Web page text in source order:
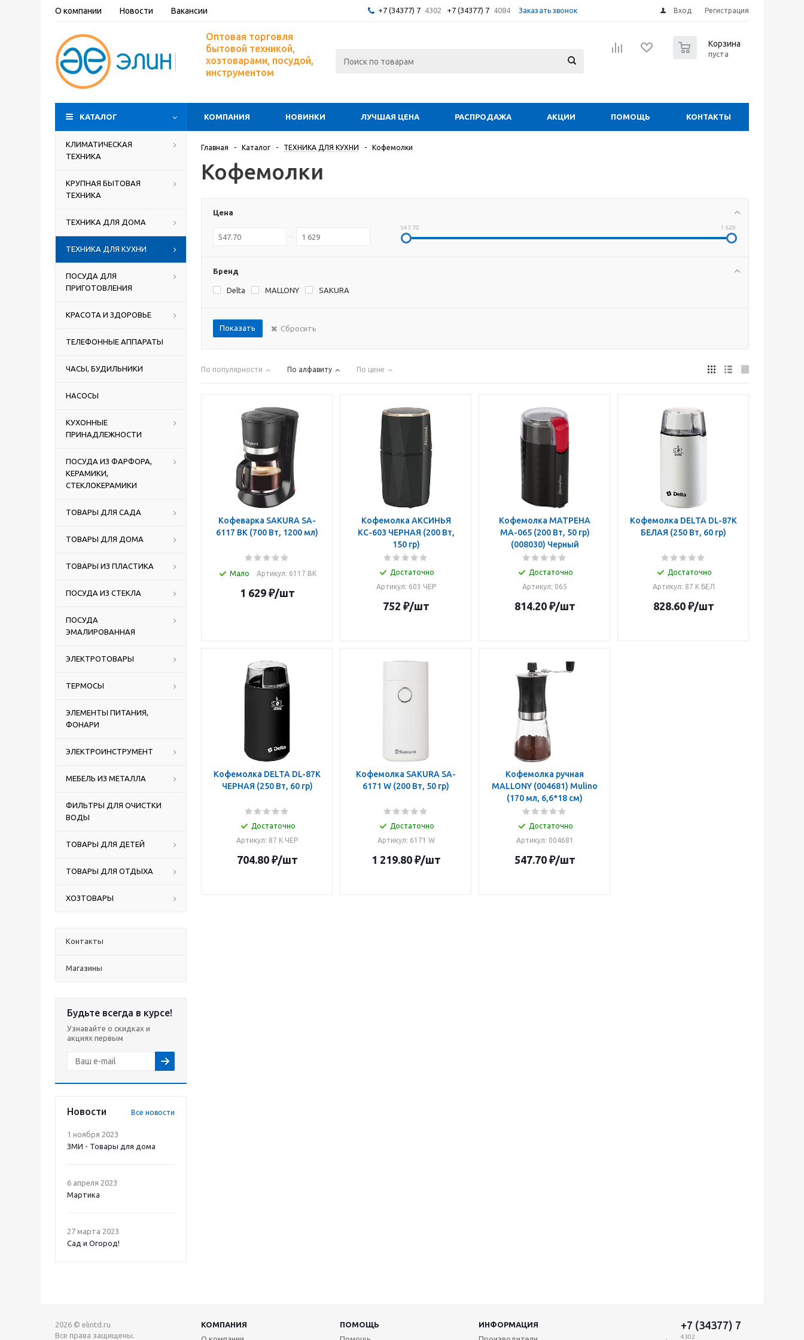
О компании Новости Вакансии +7 (34377) 7 4302 +7 (34377) 7 4084 Заказать звонок Вход Регистрация
Оптовая торговля
бытовой техникой,
хозтоварами, посудой,
инструментом
Корзина
пуста
КАТАЛОГ КОМПАНИЯ НОВИНКИ ЛУЧШАЯ ЦЕНА РАСПРОДАЖА АКЦИИ ПОМОЩЬ КОНТАКТЫ
КЛИМАТИЧЕСКАЯ
ТЕХНИКА
КРУПНАЯ БЫТОВАЯ
ТЕХНИКА
ТЕХНИКА ДЛЯ ДОМА
ТЕХНИКА ДЛЯ КУХНИ
ПОСУДА ДЛЯ
ПРИГОТОВЛЕНИЯ
КРАСОТА И ЗДОРОВЬЕ
ТЕЛЕФОННЫЕ АППАРАТЫ
ЧАСЫ, БУДИЛЬНИКИ
НАСОСЫ
КУХОННЫЕ
ПРИНАДЛЕЖНОСТИ
ПОСУДА ИЗ ФАРФОРА,
КЕРАМИКИ,
СТЕКЛОКЕРАМИКИ
ТОВАРЫ ДЛЯ САДА
ТОВАРЫ ДЛЯ ДОМА
ТОВАРЫ ИЗ ПЛАСТИКА
ПОСУДА ИЗ СТЕКЛА
ПОСУДА
ЭМАЛИРОВАННАЯ
ЭЛЕКТРОТОВАРЫ
ТЕРМОСЫ
ЭЛЕМЕНТЫ ПИТАНИЯ,
ФОНАРИ
ЭЛЕКТРОИНСТРУМЕНТ
МЕБЕЛЬ ИЗ МЕТАЛЛА
ФИЛЬТРЫ ДЛЯ ОЧИСТКИ
ВОДЫ
ТОВАРЫ ДЛЯ ДЕТЕЙ
ТОВАРЫ ДЛЯ ОТДЫХА
ХОЗТОВАРЫ
Контакты
Магазины
Будьте всегда в курсе!
Узнавайте о скидках и
акциях первым
Новости Все новости
1 ноября 2023
ЗМИ - Товары для дома
6 апреля 2023
Мартика
27 марта 2023
Сад и Огород!
Главная - Каталог - ТЕХНИКА ДЛЯ КУХНИ - Кофемолки
Кофемолки
Цена
547.70 1 629
Бренд
Delta MALLONY SAKURA
Показать Сбросить
По популярности По алфавиту По цене
Кофеварка SAKURA SA-
6117 BK (700 Вт, 1200 мл)
Мало Артикул: 6117 BK
1 629₽/шт
Кофемолка АКСИНЬЯ
КС-603 ЧЕРНАЯ (200 Вт,
150 гр)
Достаточно
Артикул: 603 ЧЕР
752 ₽/шт
Кофемолка МАТРЕНА
МА-065 (200 Вт, 50 гр)
(008030) Черный
Достаточно
Артикул: 065
814.20₽/шт
Кофемолка DELTA DL-87K
БЕЛАЯ (250 Вт, 60 гр)
Достаточно
Артикул: 87 К БЕЛ
828.60₽/шт
Кофемолка DELTA DL-87K
ЧЕРНАЯ (250 Вт, 60 гр)
Достаточно
Артикул: 87 К ЧЕР
704.80₽/шт
Кофемолка SAKURA SA-
6171 W (200 Вт, 50 гр)
Достаточно
Артикул: 6171 W
1 219.80₽/шт
Кофемолка ручная
MALLONY (004681) Mulino
(170 мл, 6,6*18 см)
Достаточно
Артикул: 004681
547.70₽/шт
2026 © elintd.ru
Все права защищены.
КОМПАНИЯ ПОМОЩЬ
ИНФОРМАЦИЯ
+7 (34377) 7
4302